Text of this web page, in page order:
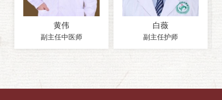
黄伟
副主任中医师
白薇
副主任护师